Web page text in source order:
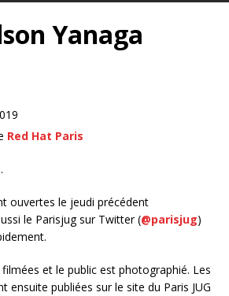
Yanaga
Red Hat Paris
ouvertes le jeudi précédent
le Parisjug sur Twitter (@parisjug)
et le public est photographié. Les
ensuite publiées sur le site du Paris JUG